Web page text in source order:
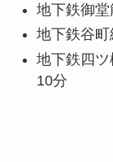
地下鉄御
地下鉄谷
地下鉄四
10分